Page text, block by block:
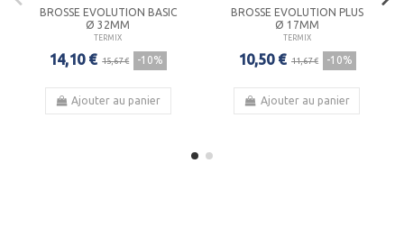
BROSSE EVOLUTION BASIC
Ø 32MM
TERMIX
14,10 € 15,67 € -10%
Ajouter au panier
BROSSE EVOLUTION PLUS
Ø 17MM
TERMIX
10,50 € 11,67 € -10%
Ajouter au panier